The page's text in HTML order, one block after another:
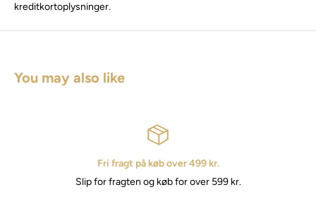
kreditkortoplysninger.
You may also like
på køb over 499 kr.
og køb for over 599 kr.